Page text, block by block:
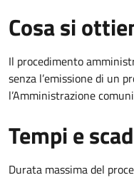
Cosa si
Il procedimento
senza l’emissione di un
l’Amministrazione
Tempi e
Durata massima del